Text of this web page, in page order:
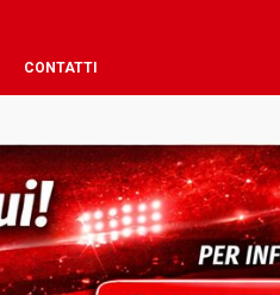
CONTATTI